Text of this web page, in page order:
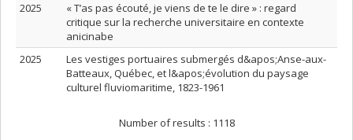
2025
« T’as pas écouté, je viens de te le dire » : regard
critique sur la recherche universitaire en contexte
anicinabe
2025
Les vestiges portuaires submergés d&apos;Anse-aux-
Batteaux, Québec, et l&apos;évolution du paysage
culturel fluviomaritime, 1823-1961
Number of results : 1118